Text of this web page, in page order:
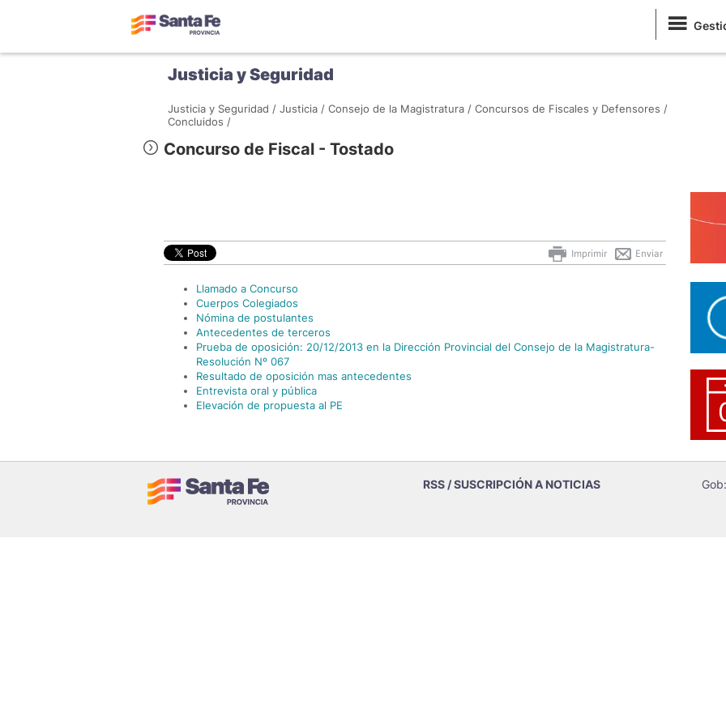
Justicia y Seguridad
Justicia y Seguridad / Justicia / Consejo de la Magistratura / Concursos de Fiscales y Defensores /
Concluidos /
Concurso de Fiscal - Tostado
Enviar
Imprimir
Llamado a Concurso
Cuerpos Colegiados
Nómina de postulantes
Antecedentes de terceros
Prueba de oposición: 20/12/2013 en la Dirección Provincial del Consejo de la Magistratura-
Resolución Nº 067
Resultado de oposición mas antecedentes
Entrevista oral y pública
Elevación de propuesta al PE
RSS / SUSCRIPCIÓN A NOTICIAS